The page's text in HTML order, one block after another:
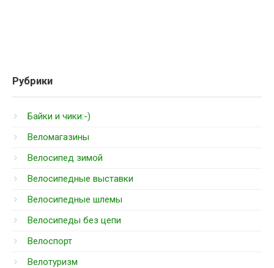
Рубрики
Байки и чики:-)
Веломагазины
Велосипед зимой
Велосипедные выставки
Велосипедные шлемы
Велосипеды без цепи
Велоспорт
Велотуризм